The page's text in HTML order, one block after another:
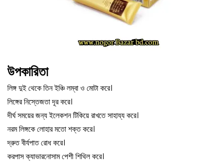
উপকারিতা
লিঙ্গ দুই থেকে তিন ইঞ্চি লম্বা ও মোটা করে।
লিঙ্গের নিস্তেজতা দূর করে।
দীর্ঘ সময়ের জন্য ইলেকশন টিকিয়ে রাখতে সাহায্য করে।
নরম লিঙ্গকে লোহার মতো শক্ত করে।
দ্রুত বীর্যপাত রোধ করে।
করপাস ক্যাভারনোসাম পেশী শিথিল করে।